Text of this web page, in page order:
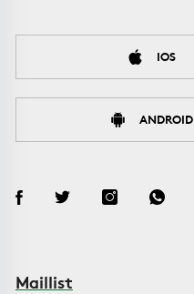
IOS
ANDROID
Maillist